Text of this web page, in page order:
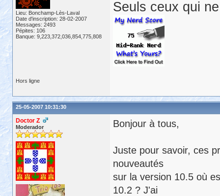
Lieu: Bonchamp-Lès-Laval
Date d'inscription: 28-02-2007
Messages: 2493
Pépites: 106
Banque: 9,223,372,036,854,775,808
Seuls ceux qui
Hors ligne
25-05-2007 10:31:30
Doctor Z
Moderador Bonjour à tous,
Juste pour savoir, ces
nouveautés
sur la version 10.5 où
10.2 ? J'ai